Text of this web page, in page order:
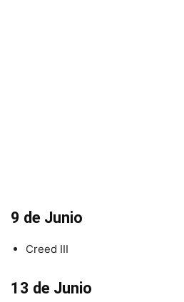
9 de Junio
Creed III
13 de Junio